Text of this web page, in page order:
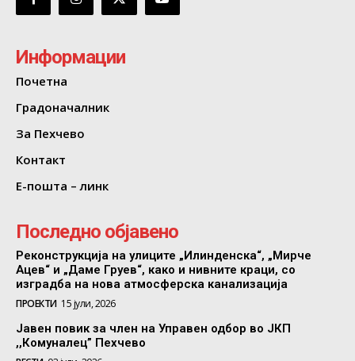
Информации
Почетна
Градоначалник
За Пехчево
Контакт
Е-пошта – линк
Последно објавено
Реконструкција на улиците „Илинденска“, „Мирче
Ацев“ и „Даме Груев“, како и нивните краци, со
изградба на нова атмосферска канализација
ПРОЕКТИ 15 јули, 2026
Јавен повик за член на Управен одбор во ЈКП
,,Комуналец” Пехчево